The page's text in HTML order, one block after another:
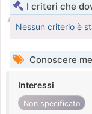
I criteri che
Nessun criterio è
Conoscere me
Interessi
Non specificato